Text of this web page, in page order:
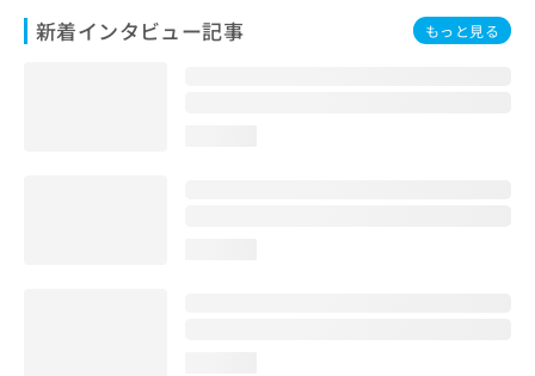
新着インタビュー記事 もっと見る